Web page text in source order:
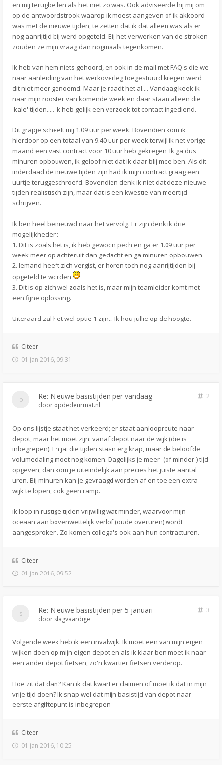
en mij terugbellen als het niet zo was. Ook adviseerde hij mij om
op de antwoordstrook waarop ik moest aangeven of ik akkoord
was met de nieuwe tijden, te zetten dat ik dat alleen was als er
nog aanrijtijd bij werd opgeteld. Bij het verwerken van de stroken
zouden ze mijn vraag dan nogmaals tegenkomen.
Ik heb van hem niets gehoord, en ook in de mail met FAQ's die we
naar aanleiding van het werkoverleg toegestuurd kregen werd
dit niet meer genoemd. Maar je raadt het al.... Vandaag keek ik
naar mijn rooster van komende week en daar staan alleen die
'kale' tijden..... Ik heb gelijk een verzoek tot contact ingediend.
Dit grapje scheelt mij 1.09 uur per week. Bovendien kom ik
hierdoor op een totaal van 9.40 uur per week terwijl ik net vorige
maand een vast contract voor 10 uur heb gekregen. Ik ga dus
minuren opbouwen, ik geloof niet dat ik daar blij mee ben. Als dit
inderdaad de nieuwe tijden zijn had ik mijn contract graag een
uurtje teruggeschroefd. Bovendien denk ik niet dat deze nieuwe
tijden realistisch zijn, maar dat is een kwestie van meertijd
schrijven.
Ik ben heel benieuwd naar het vervolg. Er zijn denk ik drie
mogelijkheden:
1. Dit is zoals het is, ik heb gewoon pech en ga er 1.09 uur per
week meer op achteruit dan gedacht en ga minuren opbouwen
2. Iemand heeft zich vergist, er horen toch nog aanrijtijden bij
opgeteld te worden
3. Dit is op zich wel zoals het is, maar mijn teamleider komt met
een fijne oplossing.
Uiteraard zal het wel optie 1 zijn... Ik hou jullie op de hoogte.
Citeer
01 jan 2016, 09:31
Re: Nieuwe basistijden per vandaag
2
door opdedeurmat.nl
Op ons lijstje staat het verkeerd; er staat aanlooproute naar
depot, maar het moet zijn: vanaf depot naar de wijk (die is
inbegrepen). En ja: die tijden staan erg krap, maar de beloofde
volumedaling moet nog komen. Dagelijks je meer- (of minder-) tijd
opgeven, dan kom je uiteindelijk aan precies het juiste aantal
uren. Bij minuren kan je gevraagd worden af en toe een extra
wijk te lopen, ook geen ramp.
Ik loop in rustige tijden vrijwillig wat minder, waarvoor mijn
oceaan aan bovenwettelijk verlof (oude overuren) wordt
aangesproken. Zo komen collega's ook aan hun contracturen.
Citeer
01 jan 2016, 09:52
Re: Nieuwe basistijden per 5 januari
3
door slagvaardige
Volgende week heb ik een invalwijk. Ik moet een van mijn eigen
wijken doen op mijn eigen depot en als ik klaar ben moet ik naar
een ander depot fietsen, zo'n kwartier fietsen verderop.
Hoe zit dat dan? Kan ik dat kwartier claimen of moet ik dat in mijn
vrije tijd doen? Ik snap wel dat mijn basistijd van depot naar
eerste afgiftepunt is inbegrepen.
Citeer
01 jan 2016, 10:25